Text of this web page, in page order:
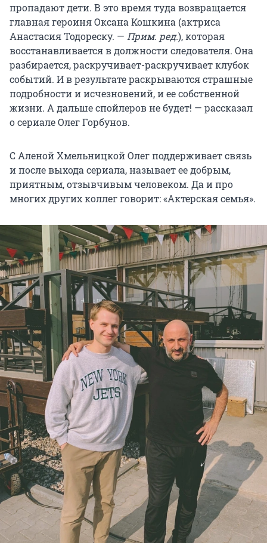
пропадают дети. В это время туда возвращается
главная героиня Оксана Кошкина (актриса
Анастасия Тодореску. — Прим. ред.), которая
восстанавливается в должности следователя. Она
разбирается, раскручивает-раскручивает клубок
событий. И в результате раскрываются страшные
подробности и исчезновений, и ее собственной
жизни. А дальше спойлеров не будет! — рассказал
о сериале Олег Горбунов.
С Аленой Хмельницкой Олег поддерживает связь
и после выхода сериала, называет ее добрым,
приятным, отзывчивым человеком. Да и про
многих других коллег говорит: «Актерская семья».